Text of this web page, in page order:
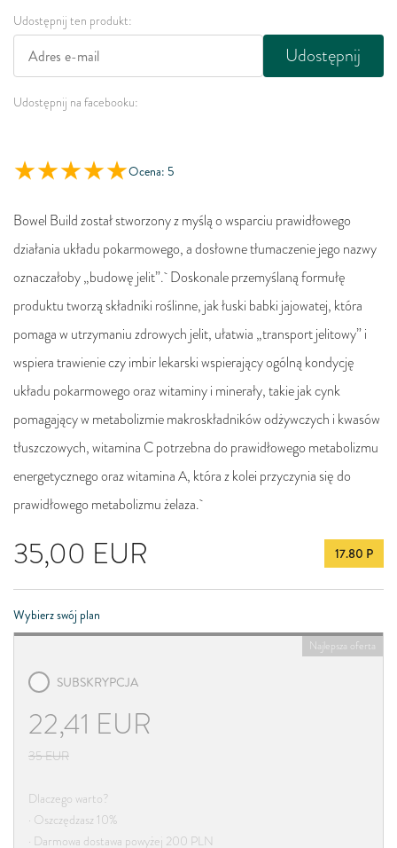
Udostępnij ten produkt:
Udostępnij
Udostępnij na facebooku:
Ocena: 5
35,00 EUR 17.80 P
Bowel Build został stworzony z myślą o wsparciu prawidłowego
działania układu pokarmowego, a dosłowne tłumaczenie jego nazwy
oznaczałoby „budowę jelit”. Doskonale przemyślaną formułę
produktu tworzą składniki roślinne, jak łuski babki jajowatej, która
pomaga w utrzymaniu zdrowych jelit, ułatwia „transport jelitowy” i
wspiera trawienie czy imbir lekarski wspierający ogólną kondycję
układu pokarmowego oraz witaminy i minerały, takie jak cynk
pomagający w metabolizmie makroskładników odżywczych i kwasów
tłuszczowych, witamina C potrzebna do prawidłowego metabolizmu
energetycznego oraz witamina A, która z kolei przyczynia się do
prawidłowego metabolizmu żelaza.
Wybierz swój plan
Najlepsza oferta
SUBSKRYPCJA
22,41 EUR
35EUR
Dlaczego warto?
· Oszczędzasz 10%
· Darmowa dostawa powyżej 200 PLN